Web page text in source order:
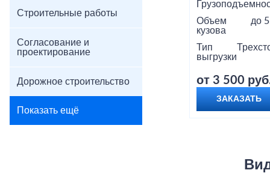
Строительные работы
Согласование и
проектирование
Дорожное строительство
Показать ещё
Объем
кузова
до
Тип
выгрузки
от 3 500
ЗАКАЗАТЬ